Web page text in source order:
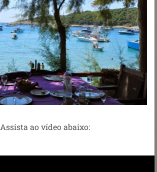
Assista ao vídeo abaixo: